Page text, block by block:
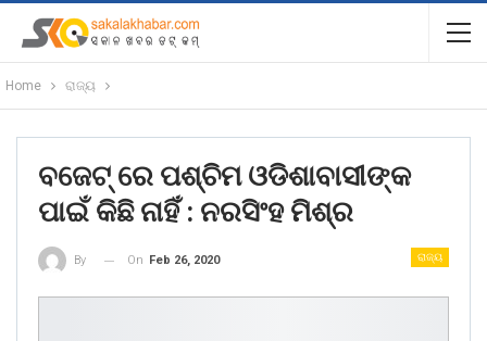
Home ରାଜ୍ୟ
ବଜେଟ୍ ରେ ପଶ୍ଚିମ ଓଡିଶାବାସୀଙ୍କ
ପାଇଁ କିଛି ନାହିଁ : ନରସିଂହ ମିଶ୍ର
ରାଜ୍ୟ
By On Feb 26, 2020